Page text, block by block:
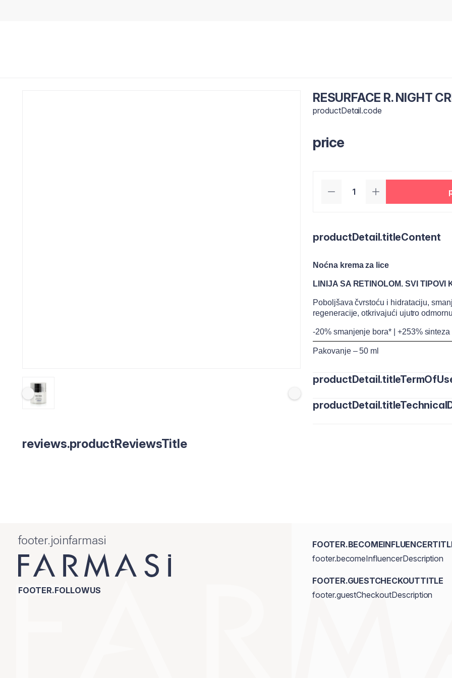
RESURFACE R. NIGHT
productDetail.code
price
productDetail.titleContent
Noćna krema za lice
LINIJA SA RETINOLOM. SVI TIPOVI
Poboljšava čvrstoću i hidrataciju,
regeneracije, otkrivajući ujutro
-20% smanjenje bora* | +253%
Pakovanje – 50 ml
Nanesite ravnomjerno na lice i vrat
reviews.productReviewsTitle
footer.joinfarmasi
FOOTER.FOLLOWUS
footer.becomeInfluencerDescription
FOOTER.GUESTCHECKOUTTITLE
footer.guestCheckoutDescription